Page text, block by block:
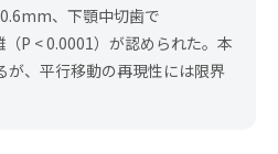
、下顎中切歯で
P < 0.0001）が認められた。本
が、平行移動の再現性には限界